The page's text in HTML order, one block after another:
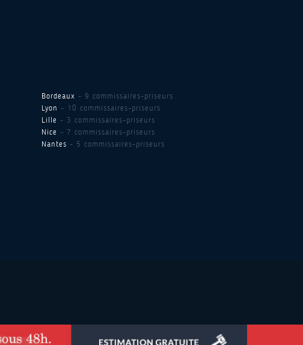
Bordeaux - 9 commissaires-priseurs
Lyon - 10 commissaires-priseurs
Lille - 3 commissaires-priseurs
Nice - 7 commissaires-priseurs
Nantes - 5 commissaires-priseurs